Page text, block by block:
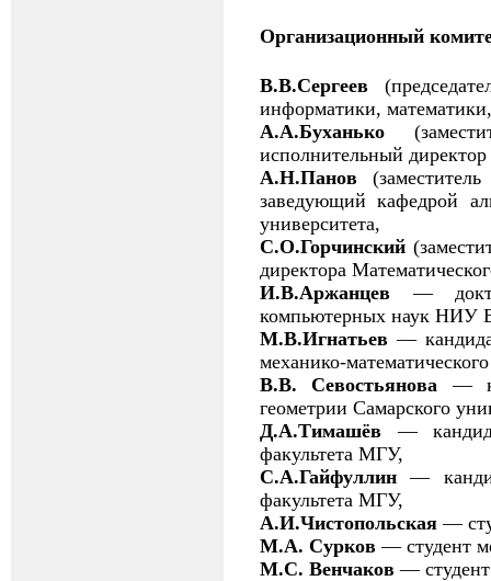
Организационный
В.В.Сергеев
информатики,
А.А.Буханько
исполнительный директор
А.Н.Панов
заведующий кафедрой
университета,
С.О.Горчинский
директора
И.В.Аржанцев—
компьютерных наук
М.В.Игнатьев—
механико-
В.В. Севостьянова—
геометрии Самарского
Д.А.Тимашёв—
факультета МГУ,
С.А.Гайфуллин—
факультета МГУ,
А.И.Чистопольская—
М.А. Сурков— студент
М.С. Венчаков— студент